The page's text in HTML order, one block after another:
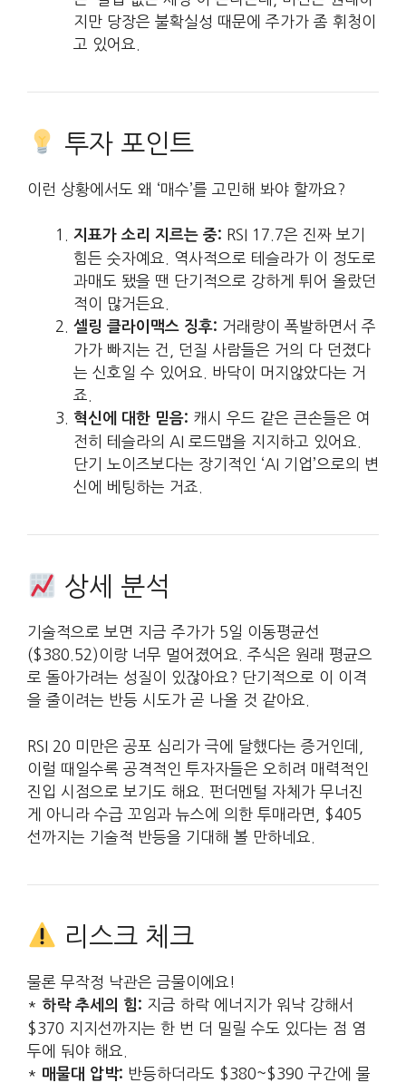
지만 당장은 불확실성 때문에 주가가 좀 휘청이
고 있어요.
투자 포인트
이런 상황에서도 왜 ‘매수’를 고민해 봐야 할까요?
지표가 소리 지르는 중: RSI 17.7은 진짜 보기
힘든 숫자예요. 역사적으로 테슬라가 이 정도로
과매도 됐을 땐 단기적으로 강하게 튀어 올랐던
적이 많거든요.
셀링 클라이맥스 징후: 거래량이 폭발하면서 주
가가 빠지는 건, 던질 사람들은 거의 다 던졌다
는 신호일 수 있어요. 바닥이 머지않았다는 거
죠.
혁신에 대한 믿음: 캐시 우드 같은 큰손들은 여
전히 테슬라의 AI 로드맵을 지지하고 있어요.
단기 노이즈보다는 장기적인 ‘AI 기업’으로의 변
신에 베팅하는 거죠.
상세 분석
기술적으로 보면 지금 주가가 5일 이동평균선
($380.52)이랑 너무 멀어졌어요. 주식은 원래 평균으
로 돌아가려는 성질이 있잖아요? 단기적으로 이 이격
을 줄이려는 반등 시도가 곧 나올 것 같아요.
RSI 20 미만은 공포 심리가 극에 달했다는 증거인데,
이럴 때일수록 공격적인 투자자들은 오히려 매력적인
진입 시점으로 보기도 해요. 펀더멘털 자체가 무너진
게 아니라 수급 꼬임과 뉴스에 의한 투매라면, $405
선까지는 기술적 반등을 기대해 볼 만하네요.
리스크 체크
물론 무작정 낙관은 금물이에요!
* 하락 추세의 힘: 지금 하락 에너지가 워낙 강해서
$370 지지선까지는 한 번 더 밀릴 수도 있다는 점 염
두에 둬야 해요.
* 매물대 압박: 반등하더라도 $380~$390 구간에 물